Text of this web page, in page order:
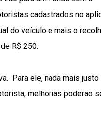
cadastrados no
do veículo e mais o
R$ 250.
Para ele, nada mais justo
melhorias poderão